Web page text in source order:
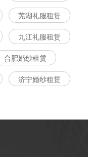
芜湖礼服租赁
九江礼服租赁
合肥婚纱租赁
济宁婚纱租赁